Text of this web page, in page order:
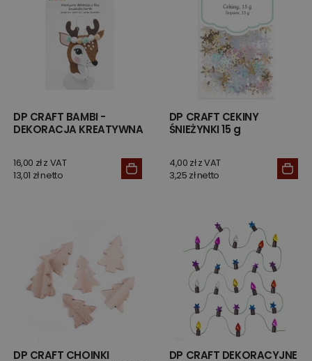
DP CRAFT BAMBI -
DEKORACJA KREATYWNA
16,00 zł z VAT
13,01 zł netto
DP CRAFT CEKINY
ŚNIEŻYNKI 15 g
4,00 zł z VAT
3,25 zł netto
DP CRAFT CHOINKI
DP CRAFT DEKORACYJNE